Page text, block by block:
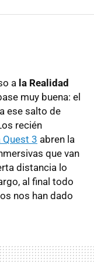
a la Realidad
muy buena: el
ese salto de
recién
Quest 3 abren la
que van
distancia lo
al final todo
nos han dado